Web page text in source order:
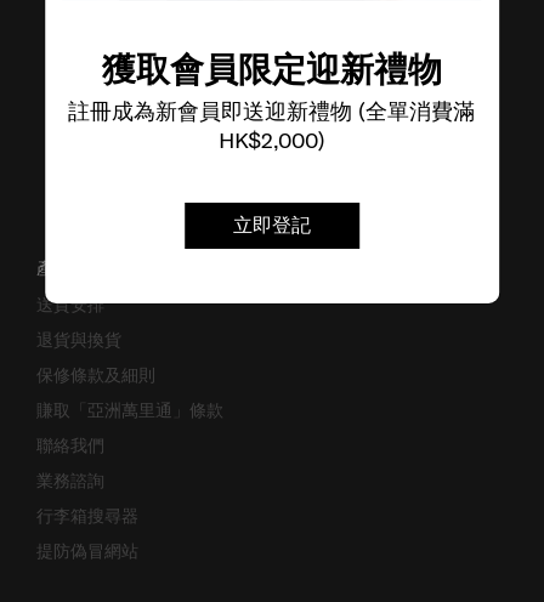
獲取會員限定迎新禮物
註冊成為新會員即送迎新禮物 (全單消費滿
HK$2,000)
立即登記
產品支援/常見問題
送貨安排
退貨與換貨
保修條款及細則
賺取「亞洲萬里通」條款
聯絡我們
業務諮詢
行李箱搜尋器
提防偽冒網站